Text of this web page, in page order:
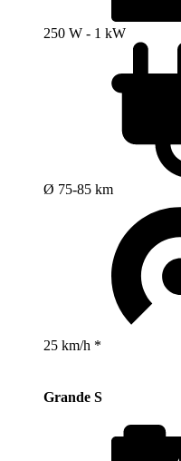
250 W - 1 kW
Ø 75-85 km
25 km/h *
Grande S